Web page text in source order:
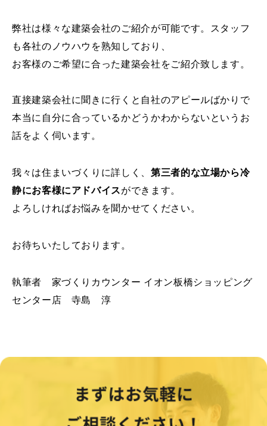
弊社は様々な建築会社のご紹介が可能です。スタッフ
も各社のノウハウを熟知しており、
お客様のご希望に合った建築会社をご紹介致します。
直接建築会社に聞きに行くと自社のアピールばかりで
本当に自分に合っているかどうかわからないというお
話をよく伺います。
我々は住まいづくりに詳しく、 第三者的な立場から冷
静にお客様にアドバイスができます。
よろしければお悩みを聞かせてください。
お待ちいたしております。
執筆者 家づくりカウンター イオン板橋ショッピング
センター店 寺島 淳